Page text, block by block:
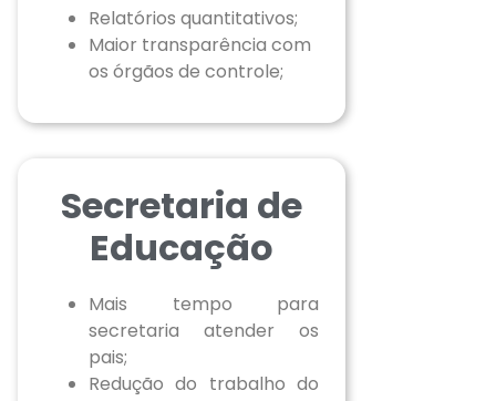
Relatórios quantitativos;
Maior transparência com
os órgãos de controle;
Secretaria de
Educação
Mais tempo para
secretaria atender os
pais;
Redução do trabalho do